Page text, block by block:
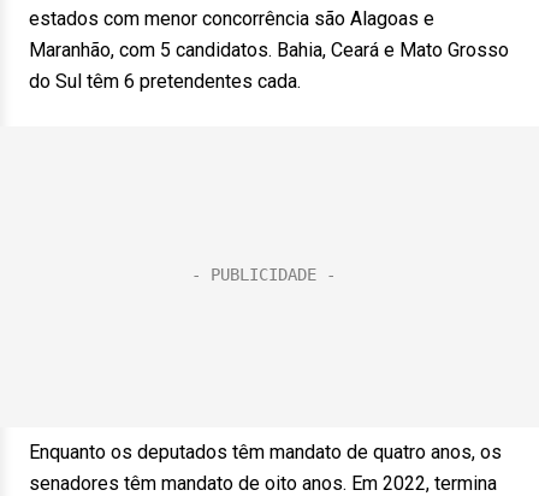
estados com menor concorrência são Alagoas e
Maranhão, com 5 candidatos. Bahia, Ceará e Mato Grosso
do Sul têm 6 pretendentes cada.
Enquanto os deputados têm mandato de quatro anos, os
senadores têm mandato de oito anos. Em 2022, termina